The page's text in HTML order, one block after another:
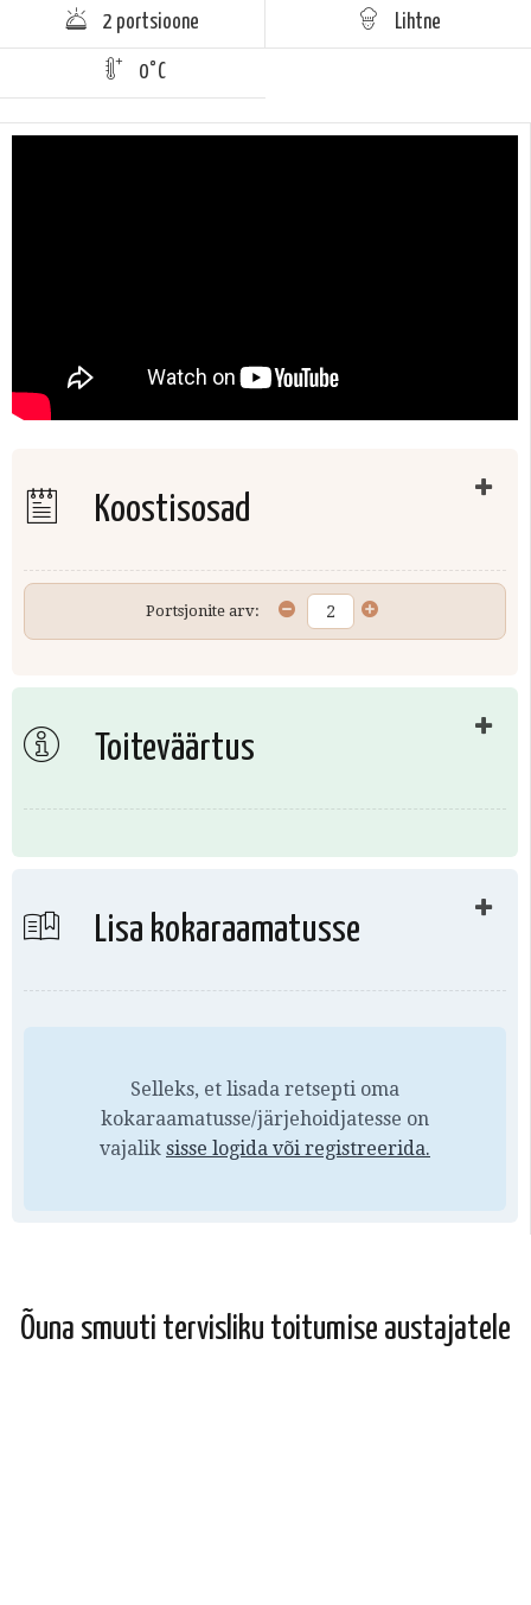
2 portsioone Lihtne
0°C
Koostisosad
Portsjonite arv:
Toiteväärtus
Lisa kokaraamatusse
Selleks, et lisada retsepti oma
kokaraamatusse/järjehoidjatesse on
vajalik sisse logida või registreerida.
Õuna smuuti tervisliku toitumise austajatele